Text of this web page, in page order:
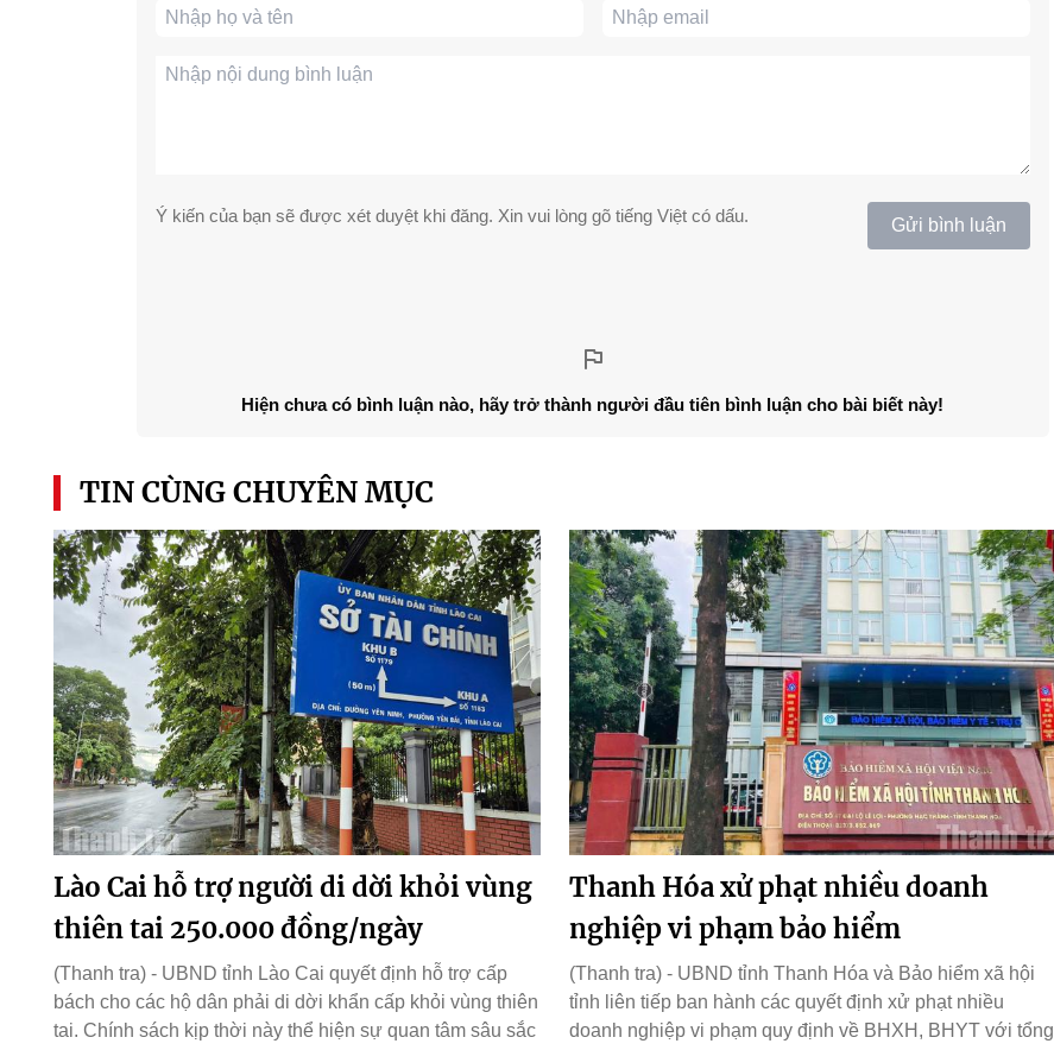
Ý kiến của bạn sẽ được xét duyệt khi đăng. Xin vui lòng gõ tiếng Việt có dấu. Gửi bình luận
Hiện chưa có bình luận nào, hãy trở thành người đầu tiên bình luận cho bài biết này!
TIN CÙNG CHUYÊN MỤC
Lào Cai hỗ trợ người di dời khỏi vùng
thiên tai 250.000 đồng/ngày
(Thanh tra) - UBND tỉnh Lào Cai quyết định hỗ trợ cấp
bách cho các hộ dân phải di dời khẩn cấp khỏi vùng thiên
tai. Chính sách kịp thời này thể hiện sự quan tâm sâu sắc
Thanh Hóa xử phạt nhiều doanh
nghiệp vi phạm bảo hiểm
(Thanh tra) - UBND tỉnh Thanh Hóa và Bảo hiểm xã hội
tỉnh liên tiếp ban hành các quyết định xử phạt nhiều
doanh nghiệp vi phạm quy định về BHXH, BHYT với tổng